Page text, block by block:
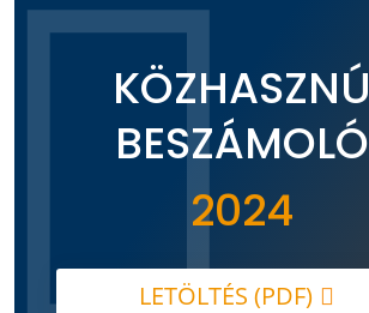
KÖZHASZNÚ
BESZÁMOLÓ
2024
LETÖLTÉS (PDF)